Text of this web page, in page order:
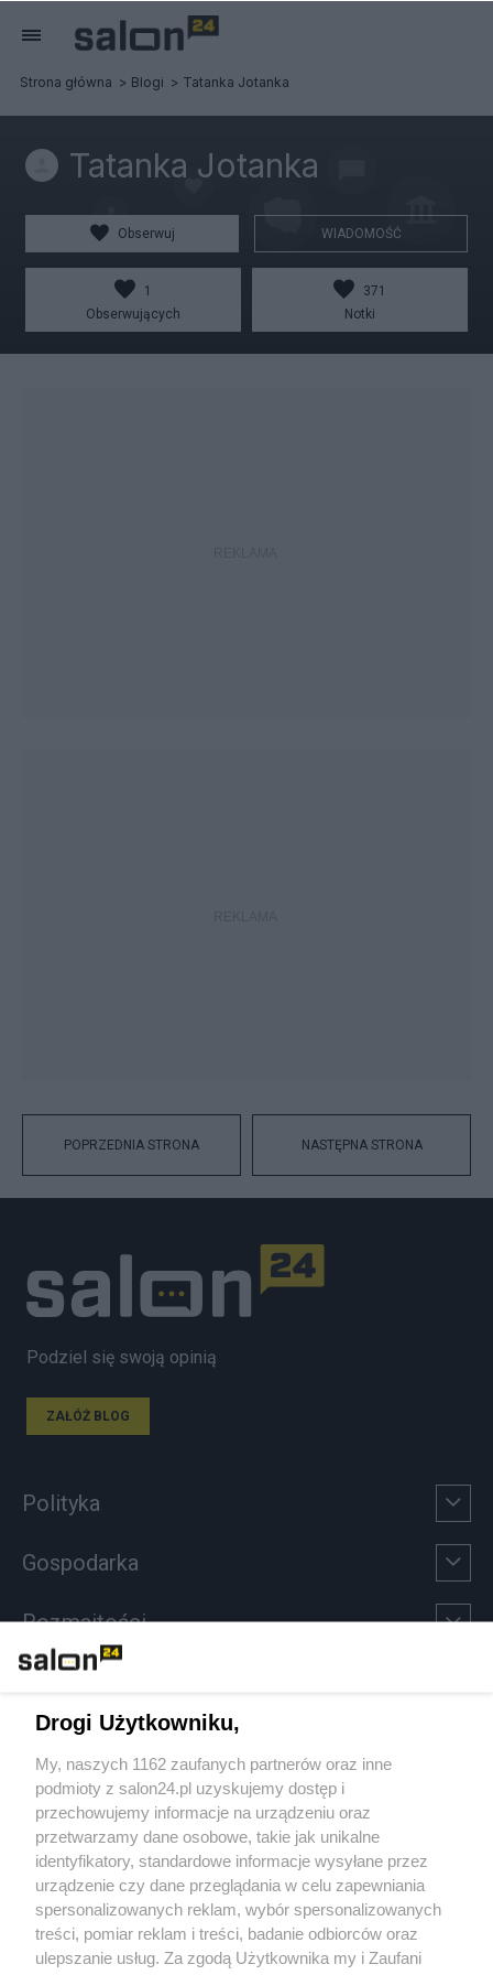
Strona główna Blogi Tatanka Jotanka
Tatanka Jotanka
Obserwuj WIADOMOŚĆ
1
Obserwujących
371
Notki
POPRZEDNIA STRONA NASTĘPNA STRONA
Podziel się swoją opinią
ZAŁÓŻ BLOG
Polityka
Gospodarka
Rozmaitości
Sport
Społeczeństwo
Kultura
X Facebook Instagram Youtube
Drogi Użytkowniku,
My, naszych 1162 zaufanych partnerów oraz inne
podmioty z salon24.pl uzyskujemy dostęp i
przechowujemy informacje na urządzeniu oraz
przetwarzamy dane osobowe, takie jak unikalne
identyfikatory, standardowe informacje wysyłane przez
urządzenie czy dane przeglądania w celu zapewniania
spersonalizowanych reklam, wybór spersonalizowanych
treści, pomiar reklam i treści, badanie odbiorców oraz
ulepszanie usług. Za zgodą Użytkownika my i Zaufani